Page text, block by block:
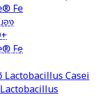
ก
มแม่
Banana
ดง Calcium Aquamin
Fe
อง
Fe